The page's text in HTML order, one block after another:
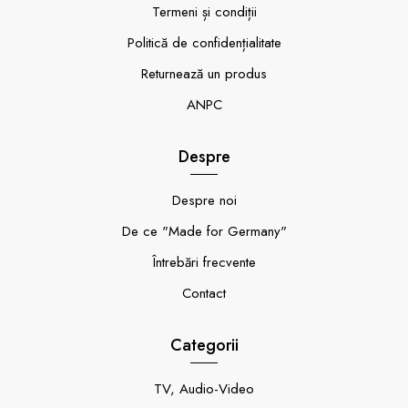
Termeni și condiții
Politică de confidențialitate
Returnează un produs
ANPC
Despre
Despre noi
De ce "Made for Germany"
Întrebări frecvente
Contact
Categorii
TV, Audio-Video